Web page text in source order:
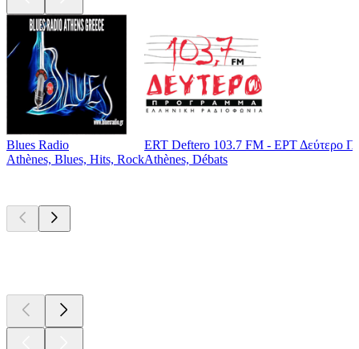
Blues Radio
Athènes, Blues, Hits, Rock
ERT Deftero 103.7 FM - ΕΡΤ Δεύτερο
Athènes, Débats